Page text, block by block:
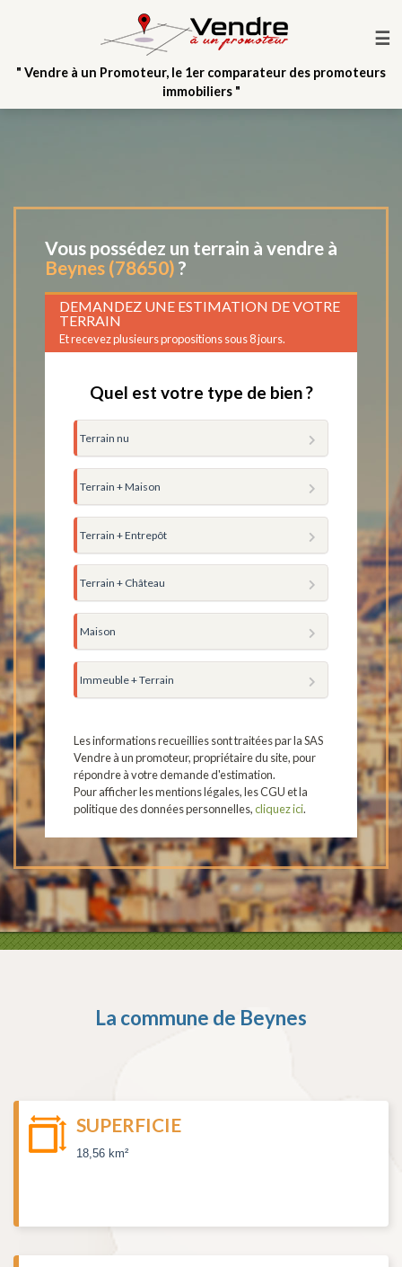
☰
" Vendre à un Promoteur, le 1er comparateur des promoteurs
immobiliers "
Vous possédez un terrain à vendre à
Beynes (78650) ?
DEMANDEZ UNE ESTIMATION DE VOTRE
TERRAIN
Et recevez plusieurs propositions sous 8 jours.
Quel est votre type de bien ?
Terrain nu
Terrain + Maison
Terrain + Entrepôt
Terrain + Château
Maison
Immeuble + Terrain
Les informations recueillies sont traitées par la SAS
Vendre à un promoteur, propriétaire du site, pour
répondre à votre demande d'estimation.
Pour afficher les mentions légales, les CGU et la
politique des données personnelles,cliquez ici.
La commune de Beynes
SUPERFICIE
18,56 km²